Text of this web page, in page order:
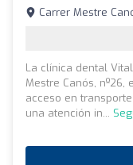
Carrer Mestre
La clínica dental
Mestre Canós,
acceso en
una atención in...